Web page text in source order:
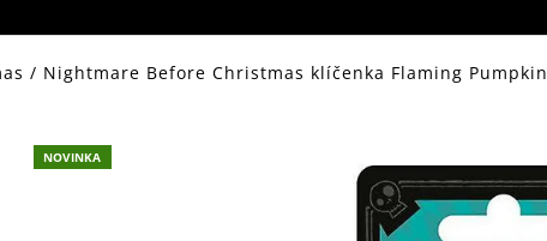
/ Nightmare Before Christmas klíčenka Flaming Pumpkin
NOVINKA